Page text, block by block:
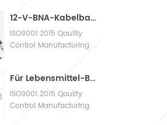
12-V-BNA-Kabelbaum-Adapterkabelbaum
ISO9001:2015 Qaulity
Control Manufacturing
Für Lebensmittel-Bäckereimaschinen mit großen Kabelbäumen
ISO9001:2015 Qaulity
Control Manufacturing